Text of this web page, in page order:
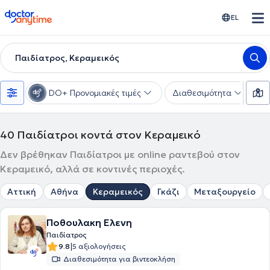
doctoranytime EL
Παιδίατρος, Κεραμεικός
DO+ Προνομιακές τιμές Διαθεσιμότητα
40 Παιδίατροι κοντά στον Κεραμεικό
Δεν βρέθηκαν Παιδίατροι με online ραντεβού στον
Κεραμεικό, αλλά σε κοντινές περιοχές.
Αττική Αθήνα Κεραμεικός Γκάζι Μεταξουργείο
Ποθουλακη Ελενη
Παιδίατρος
9.8|5 αξιολογήσεις
Διαθεσιμότητα για βιντεοκλήση